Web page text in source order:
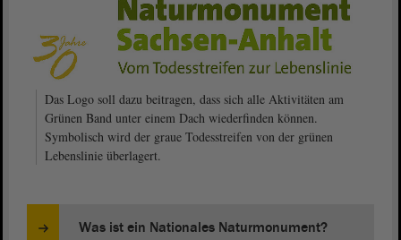
Das Logo soll dazu beitragen, dass sich alle Aktivitäten am
Grünen Band unter einem Dach wiederfinden können.
Symbolisch wird der graue Todesstreifen von der grünen
Lebenslinie überlagert.
Was ist ein Nationales Naturmonument?